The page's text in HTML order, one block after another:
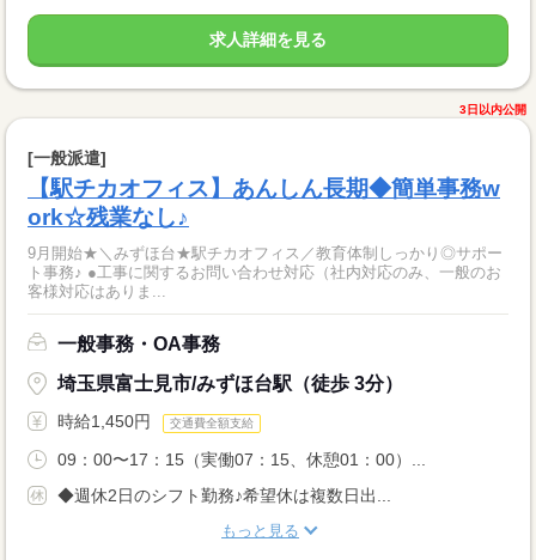
求人詳細を見る
3日以内公開
[一般派遣]
【駅チカオフィス】あんしん長期◆簡単事務w
ork☆残業なし♪
9月開始★＼みずほ台★駅チカオフィス／教育体制しっかり◎サポー
ト事務♪ ●工事に関するお問い合わせ対応（社内対応のみ、一般のお
客様対応はありま...
一般事務・OA事務
埼玉県富士見市/みずほ台駅（徒歩 3分）
時給1,450円 交通費全額支給
09：00〜17：15（実働07：15、休憩01：00）...
◆週休2日のシフト勤務♪希望休は複数日出...
もっと見る